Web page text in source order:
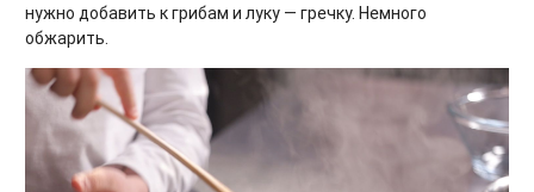
нужно добавить к грибам и луку — гречку. Немного
обжарить.